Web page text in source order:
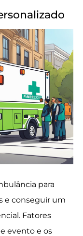
para
e conseguir um
Fatores
evento e os